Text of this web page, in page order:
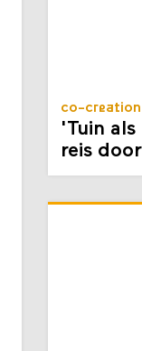
co-creation
'Tuin
reis